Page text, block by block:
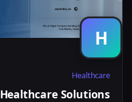
H
Healthcare
Healthcare Solutions